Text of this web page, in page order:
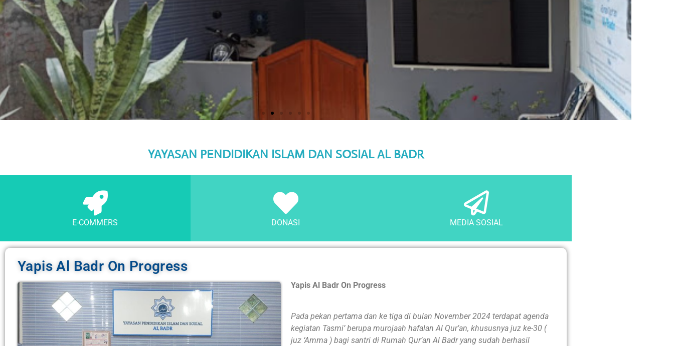
YAYASAN PENDIDIKAN ISLAM DAN SOSIAL AL BADR
E-COMMERS DONASI MEDIA SOSIAL
Yapis Al Badr On Progress
Yapis Al Badr On Progress
Pada pekan pertama dan ke tiga di bulan November 2024 terdapat agenda
kegiatan Tasmi’ berupa murojaah hafalan Al Qur’an, khususnya juz ke-30 (
juz ‘Amma ) bagi santri di Rumah Qur’an Al Badr yang sudah berhasil